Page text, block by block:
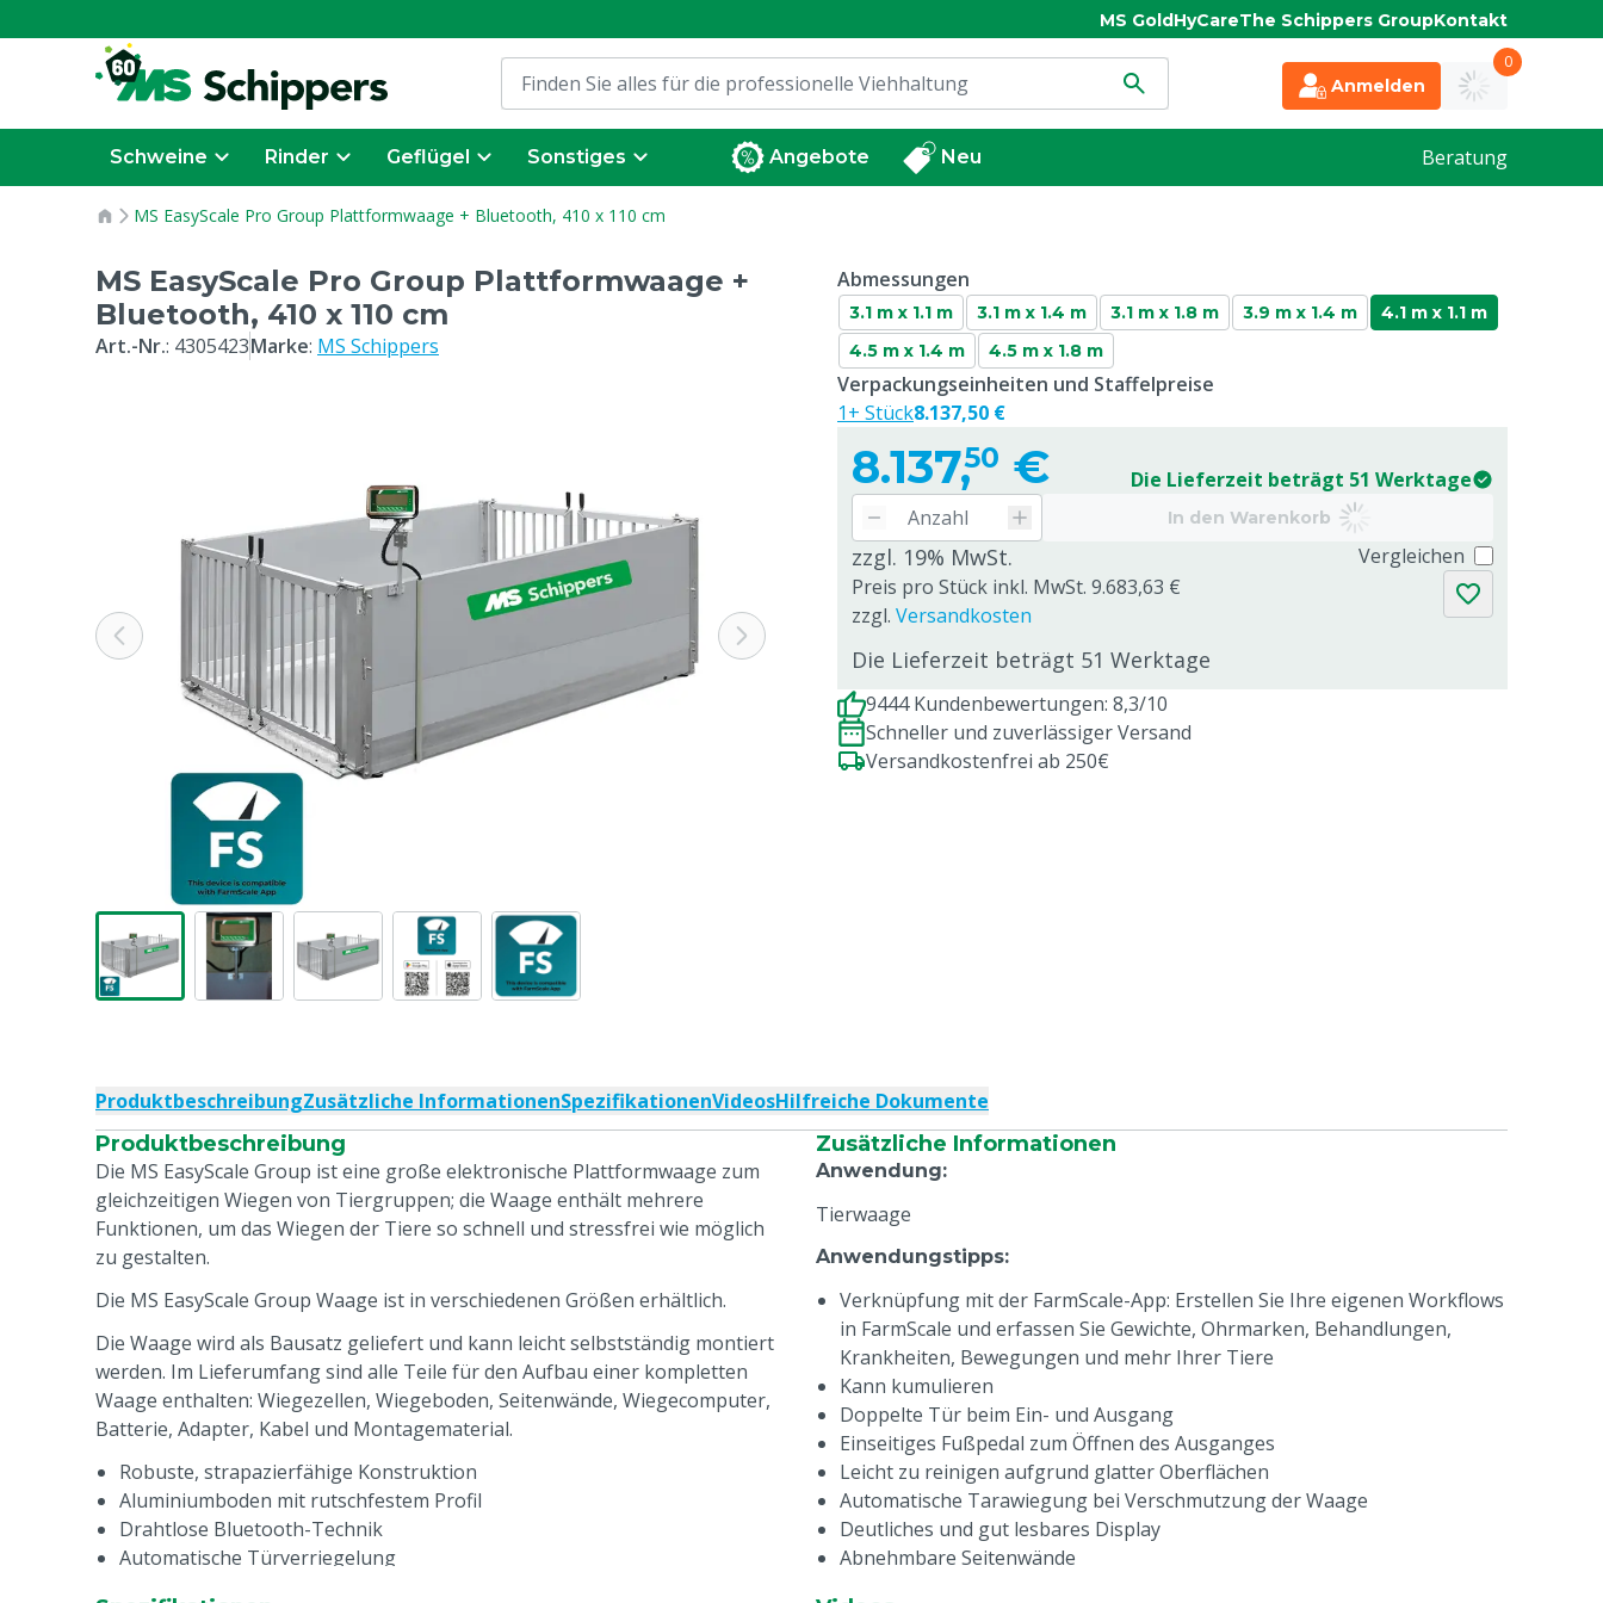
MS GoldHyCareThe Schippers GroupKontakt
Anmelden
0
Schweine Rinder Geflügel Sonstiges Angebote Neu Beratung
MS EasyScale Pro Group Plattformwaage + Bluetooth, 410 x 110 cm
MS EasyScale Pro Group Plattformwaage +
Bluetooth, 410 x 110 cm
Art.-Nr.: 4305423Marke: MS Schippers
Abmessungen
3.1 m x 1.1 m 3.1 m x 1.4 m 3.1 m x 1.8 m 3.9 m x 1.4 m
4.1 m x 1.1 m
4.5 m x 1.4 m
4.5 m x 1.8 m
8.137,50 € Die Lieferzeit beträgt 51 Werktage
In den Warenkorb
zzgl. 19% MwSt.
Preis pro Stück inkl. MwSt. 9.683,63 €
zzgl. Versandkosten
Die Lieferzeit beträgt 51 Werktage
Vergleichen
Verpackungseinheiten und Staffelpreise
1+ Stück8.137,50 €
9444 Kundenbewertungen: 8,3/10
Schneller und zuverlässiger Versand
Versandkostenfrei ab 250€
ProduktbeschreibungZusätzliche InformationenSpezifikationenVideosHilfreiche Dokumente
Produktbeschreibung
Die MS EasyScale Group ist eine große elektronische Plattformwaage zum
gleichzeitigen Wiegen von Tiergruppen; die Waage enthält mehrere
Funktionen, um das Wiegen der Tiere so schnell und stressfrei wie möglich
zu gestalten.
Die MS EasyScale Group Waage ist in verschiedenen Größen erhältlich.
Die Waage wird als Bausatz geliefert und kann leicht selbstständig montiert
werden. Im Lieferumfang sind alle Teile für den Aufbau einer kompletten
Waage enthalten: Wiegezellen, Wiegeboden, Seitenwände, Wiegecomputer,
Batterie, Adapter, Kabel und Montagematerial.
Robuste, strapazierfähige Konstruktion
Aluminiumboden mit rutschfestem Profil
Drahtlose Bluetooth-Technik
Automatische Türverriegelung
Zusätzliche Informationen
Anwendung:
Tierwaage
Anwendungstipps:
Verknüpfung mit der FarmScale-App: Erstellen Sie Ihre eigenen Workflows
in FarmScale und erfassen Sie Gewichte, Ohrmarken, Behandlungen,
Krankheiten, Bewegungen und mehr Ihrer Tiere
Kann kumulieren
Doppelte Tür beim Ein- und Ausgang
Einseitiges Fußpedal zum Öffnen des Ausganges
Leicht zu reinigen aufgrund glatter Oberflächen
Automatische Tarawiegung bei Verschmutzung der Waage
Deutliches und gut lesbares Display
Abnehmbare Seitenwände